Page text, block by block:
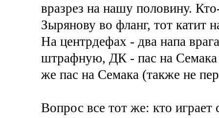
вразрез на нашу половину.
Зырянову во фланг, тот катит
На центрдефах - два напа
штрафную, ДК - пас на Семака
же пас на Семака (также не
Вопрос все тот же: кто играет